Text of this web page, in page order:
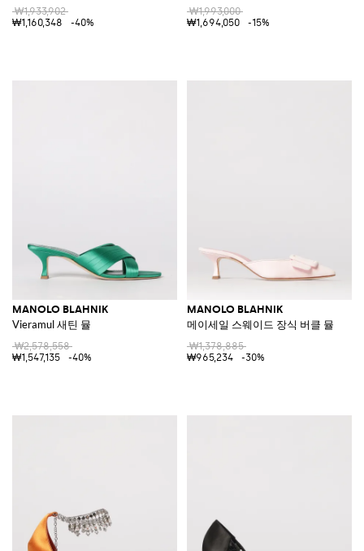
₩1,933,902
₩1,160,348
-40%
₩1,993,000
₩1,694,050
-15%
MANOLO BLAHNIK
Vieramul 새틴 뮬
₩2,578,558
₩1,547,135
-40%
MANOLO BLAHNIK
메이세일 스웨이드 장식 버클 뮬
₩1,378,885
₩965,234
-30%